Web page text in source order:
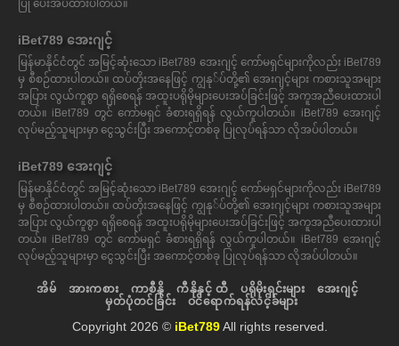
ပြု ပေးအပ်ထားပါတယ်။
iBet789 အေးဂျင့်
မြန်မာနိုင်ငံတွင် အမြင့်ဆုံးသော iBet789 အေးဂျင့် ကော်မရှင်များကိုလည်း iBet789
မှ စီစဉ်ထားပါတယ်။ ထပ်တိုးအနေဖြင့် ကျွနု်ပ်တို့၏ အေးဂျင့်များ ကစားသူအများ
အပြား လွယ်ကူစွာ ရရှိစေရန် အထူးပရိုမိုများပေးအပ်ခြင်းဖြင့် အကူအညီပေးထားပါ
တယ်။ iBet789 တွင် ကော်မရှင် ခံစားရရှိရန် လွယ်ကူပါတယ်။ iBet789 အေးဂျင့်
လုပ်မည့်သူများမှာ ငွေသွင်းပြီး အကောင့်တစ်ခု ပြုလုပ်ရန်သာ လိုအပ်ပါတယ်။
iBet789 အေးဂျင့်
မြန်မာနိုင်ငံတွင် အမြင့်ဆုံးသော iBet789 အေးဂျင့် ကော်မရှင်များကိုလည်း iBet789
မှ စီစဉ်ထားပါတယ်။ ထပ်တိုးအနေဖြင့် ကျွနု်ပ်တို့၏ အေးဂျင့်များ ကစားသူအများ
အပြား လွယ်ကူစွာ ရရှိစေရန် အထူးပရိုမိုများပေးအပ်ခြင်းဖြင့် အကူအညီပေးထားပါ
တယ်။ iBet789 တွင် ကော်မရှင် ခံစားရရှိရန် လွယ်ကူပါတယ်။ iBet789 အေးဂျင့်
လုပ်မည့်သူများမှာ ငွေသွင်းပြီး အကောင့်တစ်ခု ပြုလုပ်ရန်သာ လိုအပ်ပါတယ်။
အိမ် အားကစား ကာစီနို ကီနိုနှင့် ထီ ပရိုမိုးရှင်းများ
အေးဂျင့်
မှတ်ပုံတင်ခြင်း
ဝင်ရောက်ရန်လင့်ခ်များ
Copyright 2026 © iBet789All rights reserved.